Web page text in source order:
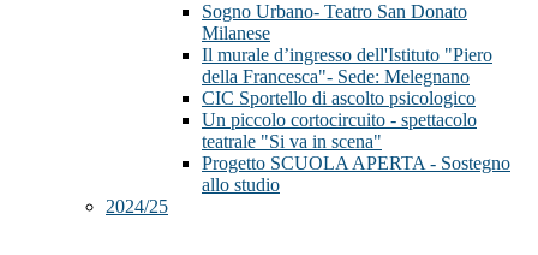
Sogno Urbano- Teatro San Donato
Milanese
Il murale d’ingresso dell'Istituto "Piero
della Francesca"- Sede: Melegnano
CIC Sportello di ascolto psicologico
Un piccolo cortocircuito - spettacolo
teatrale "Si va in scena"
Progetto SCUOLA APERTA - Sostegno
allo studio
2024/25